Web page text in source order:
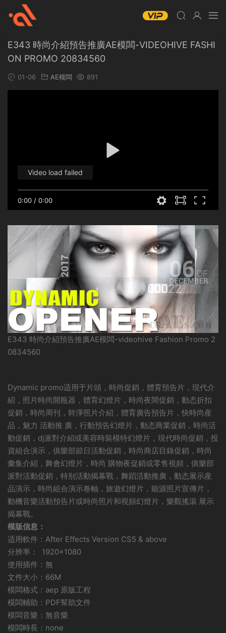
E343 時尚介紹預告推廣AE模闆-VIDEOHIVE FASHI
ON PROMO 20834560
01-06 AE模闆 891
0:00 / 0:00
Video load failed
E343 時尚介紹預告推廣AE模闆-videohive Fashion Promo 2
0834560
Dynamic promo适用于片頭，時尚促銷，體育預告片，現代介
紹，照片時尚開瓶器，體育幻燈片，時尚夜間促銷，動态折扣
促銷，時尚周刊，幹淨照片介紹，體育廣告預告片，快時尚産
品，魅力 活動推 廣，行動預告幻燈片，動态商業促銷，時尚活
動促銷，dj派對介紹或美容時裝模特幻燈片，現代時尚促銷，投
資組合演示，俱樂部節日活動促銷，時尚商店目錄促銷，時尚
彙集介紹，舞會幻燈片，時尚 購物夜促銷或零售視頻，俱樂部
派對活動促銷，特别活動揭幕戰，舞蹈活動推廣，動态展示産
品演示，時尚組合演示卷軸，旅遊幻燈片，能源照片宣傳片，
動機音樂活動預告片或時尚照片和視頻幻燈片，樂觀搖滾 展示
揭幕戰。
模版信息：
适用軟件：After Effects Version CS5 & above
分辨率： 1920×1080
使用插件：無
文件大小：66M
模闆格式：aep 原版工程
模闆輔助：PDF幫助文件
模闆音樂：無音樂
模闆時長：none